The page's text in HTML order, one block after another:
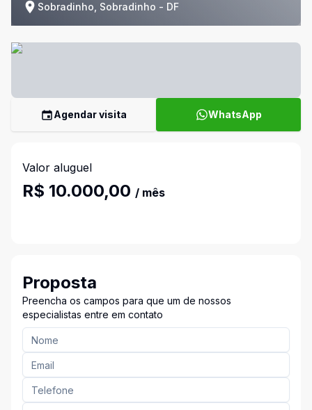
Sobradinho, Sobradinho - DF
Agendar visita WhatsApp
Valor aluguel
R$ 10.000,00 / mês
Proposta
Preencha os campos para que um de nossos
especialistas entre em contato